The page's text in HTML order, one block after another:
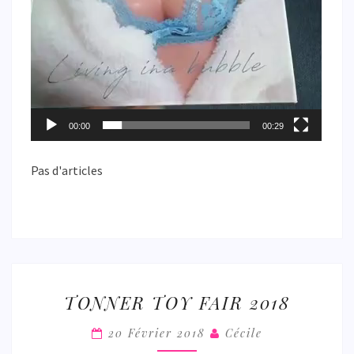
00:00 00:29
Pas d'articles
TOY
FAIR
2018
TONNER TOY FAIR 2018
20 Février 2018 Cécile